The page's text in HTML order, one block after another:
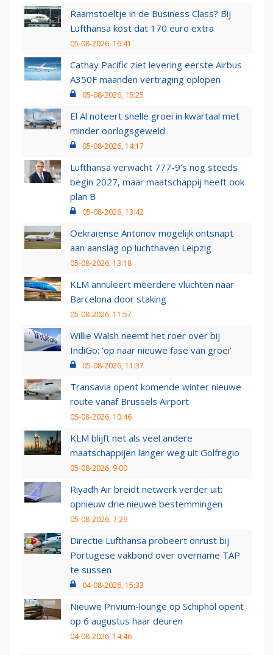
Raamstoeltje in de Business Class? Bij
Lufthansa kost dat 170 euro extra
05-08-2026, 16:41
Cathay Pacific ziet levering eerste Airbus
A350F maanden vertraging oplopen
05-08-2026, 15:25
El Al noteert snelle groei in kwartaal met
minder oorlogsgeweld
05-08-2026, 14:17
Lufthansa verwacht 777-9’s nog steeds
begin 2027, maar maatschappij heeft ook
plan B
05-08-2026, 13:42
Oekraïense Antonov mogelijk ontsnapt
aan aanslag op luchthaven Leipzig
05-08-2026, 13:18
KLM annuleert meerdere vluchten naar
Barcelona door staking
05-08-2026, 11:57
Willie Walsh neemt het roer over bij
IndiGo: 'op naar nieuwe fase van groei'
05-08-2026, 11:37
Transavia opent komende winter nieuwe
route vanaf Brussels Airport
05-08-2026, 10:46
KLM blijft net als veel andere
maatschappijen langer weg uit Golfregio
05-08-2026, 9:00
Riyadh Air breidt netwerk verder uit:
opnieuw drie nieuwe bestemmingen
05-08-2026, 7:29
Directie Lufthansa probeert onrust bij
Portugese vakbond over overname TAP
te sussen
04-08-2026, 15:33
Nieuwe Privium-lounge op Schiphol opent
op 6 augustus haar deuren
04-08-2026, 14:46